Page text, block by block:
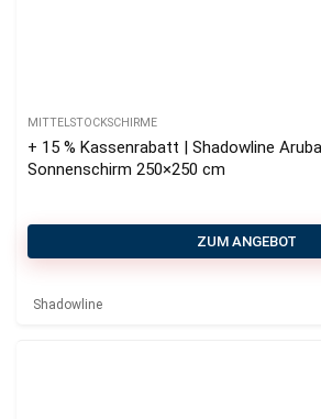
MITTELSTOCKSCHIRME
+ 15 % Kassenrabatt | Shadowline Aruba
Sonnenschirm 250×250 cm
ZUM ANGEBOT
Shadowline